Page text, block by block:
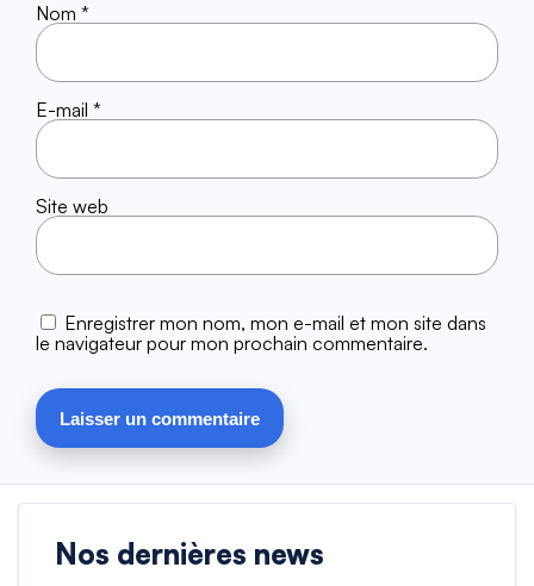
Nom *
E-mail *
Site web
Enregistrer mon nom, mon e-mail et mon site dans
le navigateur pour mon prochain commentaire.
Nos dernières news